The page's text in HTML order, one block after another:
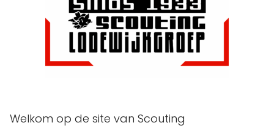
Welkom op de site van Scouting